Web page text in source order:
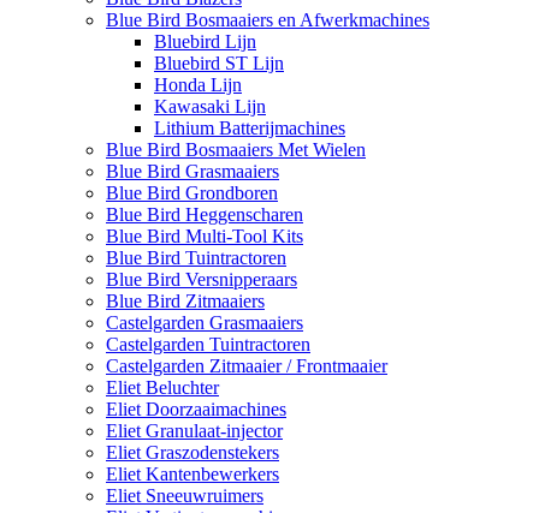
Blue Bird Bosmaaiers en Afwerkmachines
Bluebird Lijn
Bluebird ST Lijn
Honda Lijn
Kawasaki Lijn
Lithium Batterijmachines
Blue Bird Bosmaaiers Met Wielen
Blue Bird Grasmaaiers
Blue Bird Grondboren
Blue Bird Heggenscharen
Blue Bird Multi-Tool Kits
Blue Bird Tuintractoren
Blue Bird Versnipperaars
Blue Bird Zitmaaiers
Castelgarden Grasmaaiers
Castelgarden Tuintractoren
Castelgarden Zitmaaier / Frontmaaier
Eliet Beluchter
Eliet Doorzaaimachines
Eliet Granulaat-injector
Eliet Graszodenstekers
Eliet Kantenbewerkers
Eliet Sneeuwruimers